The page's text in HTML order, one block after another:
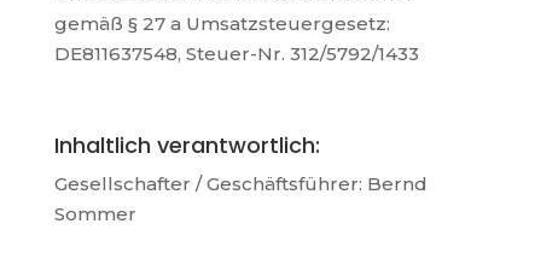
gemäß § 27 a Umsatzsteuergesetz:
DE811637548, Steuer-Nr. 312/5792/1433
Inhaltlich verantwortlich:
Gesellschafter / Geschäftsführer: Bernd
Sommer